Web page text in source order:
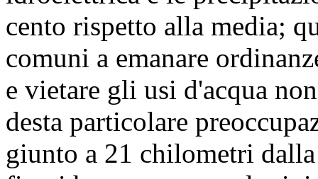
cento rispetto alla media;
comuni a emanare
e vietare gli usi d'acqua
desta particolare
giunto a 21 chilometri